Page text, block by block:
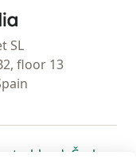
- Página de inicio
SL
floor 13
pestaña
una nueva pestaña
abre en una nueva
se abre en
Česko